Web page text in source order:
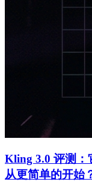
Kling 3.0 评测：
从更简单的开始